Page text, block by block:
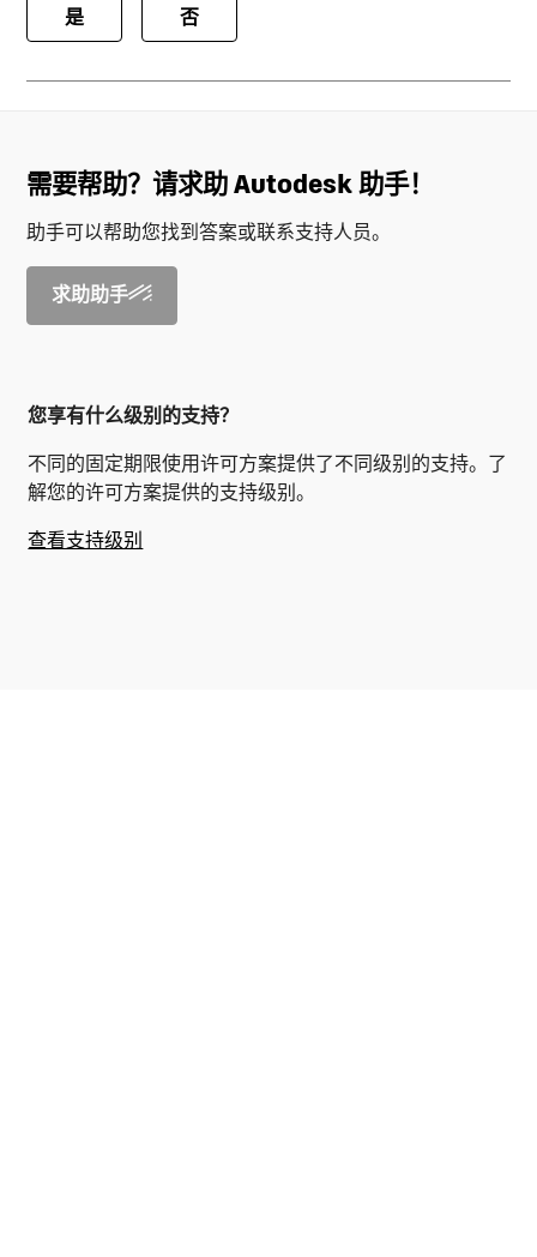
是 否
需要帮助？请求助 Autodesk 助手！
助手可以帮助您找到答案或联系支持人员。
求助助手
您享有什么级别的支持？
不同的固定期限使用许可方案提供了不同级别的支持。了
解您的许可方案提供的支持级别。
查看支持级别